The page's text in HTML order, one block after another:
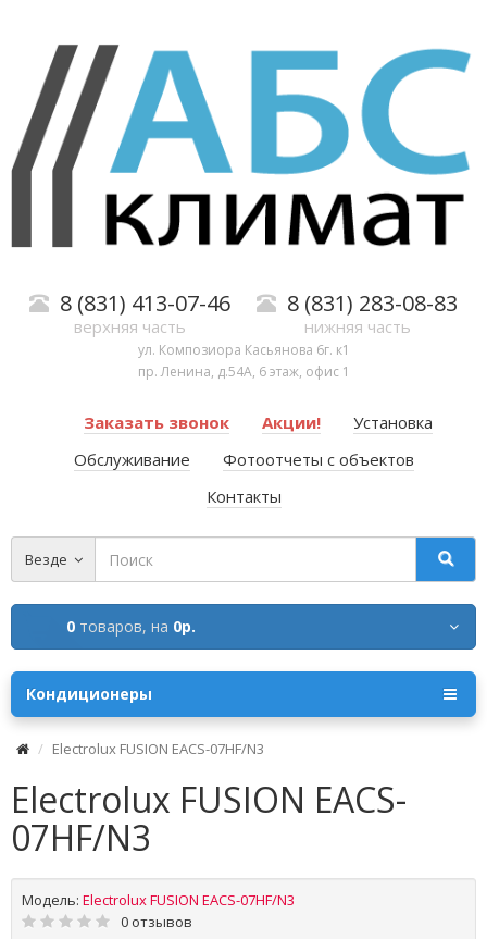
8 (831) 413-07-46
верхняя часть
8 (831) 283-08-83
нижняя часть
ул. Композиора Касьянова 6г. к1
пр. Ленина, д.54А, 6 этаж, офис 1
Заказать звонок Акции!
Установка
Обслуживание
Фотоотчеты с объектов
Контакты
Везде
0 товаров, на 0р.
Кондиционеры
Electrolux FUSION EACS-07HF/N3
Electrolux FUSION EACS-
07HF/N3
Модель: Electrolux FUSION EACS-07HF/N3
0 отзывов